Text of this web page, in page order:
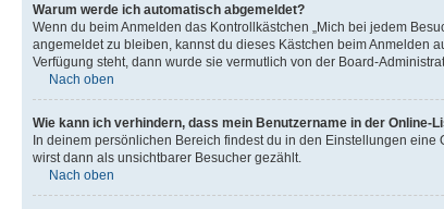
Warum werde ich automatisch abgemeldet?
Wenn du beim Anmelden das Kontrollkästchen „Mich bei jedem
angemeldet zu bleiben, kannst du dieses Kästchen beim Anmelden
Verfügung steht, dann wurde sie vermutlich von der Board-
Nach oben
Wie kann ich verhindern, dass mein Benutzername in der Online-
In deinem persönlichen Bereich findest du in den Einstellungen eine
wirst dann als unsichtbarer Besucher gezählt.
Nach oben